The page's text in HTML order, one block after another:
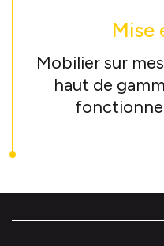
Mise
Mobilier sur
haut de